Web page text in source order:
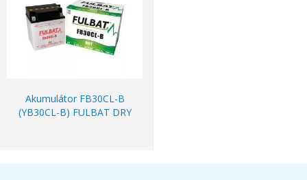
Akumulátor FB30CL-B
(YB30CL-B) FULBAT DRY